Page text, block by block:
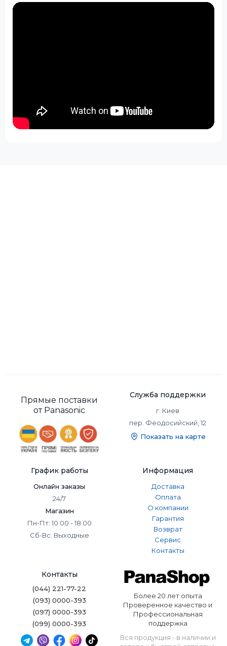
Прямые поставки
от Panasonic
Служба поддержки
г. Киев
пер. Феодосийский, 12
Показать на карте
График работы
Онлайн заказы
24/7
Магазин
Пн-Пт: 10:00 - 18:00
Сб-Вс: Выходные
Информация
Доставка
Оплата
О компании
Гарантия
Возврат
Сервис
Контакты
Контакты
(044) 221-77-22
(093) 0000-393
(097) 0000-393
(099) 0000-393
Более 20 лет опыта
Проверенное качество и
Профессиональная
поддержка
Вся продукция - в наличии и